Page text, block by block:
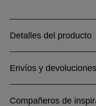
Detalles del producto
Envíos y devoluciones
Compañeros de